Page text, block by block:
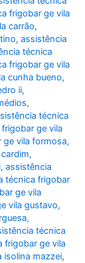
frigobar ge vila
carrão,
,assistência
técnica
frigobar ge vila
cunha bueno,
ii,
,
técnica
ge vila
ge vila formosa,
,
,assistência
técnica frigobar
ge vila
vila gustavo,
,
técnica
frigobar ge vila
isolina mazzei,